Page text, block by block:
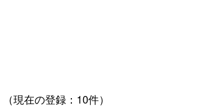
（現在の登録：10件）